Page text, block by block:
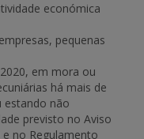
económica
pequenas
em mora ou
há mais de
estando não
previsto no Aviso
no Regulamento